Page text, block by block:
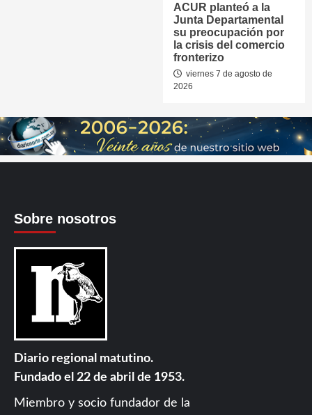
ACUR planteó a la
Junta Departamental
su preocupación por
la crisis del comercio
fronterizo
viernes 7 de agosto de
2026
Sobre nosotros
Diario regional matutino.
Fundado el 22 de abril de 1953.
Miembro y socio fundador de la